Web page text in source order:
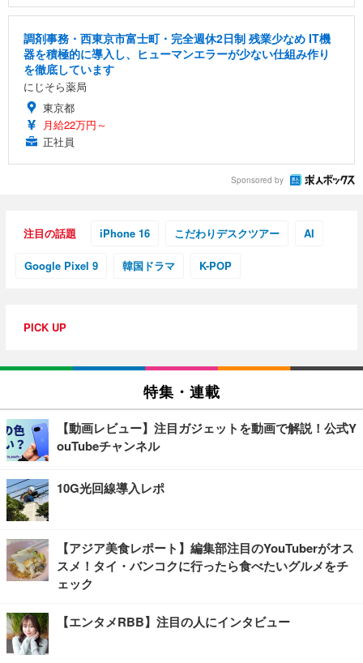
調剤事務・西東京市富士町・完全週休2日制 残業少なめ IT機
器を積極的に導入し、ヒューマンエラーが少ない仕組み作り
を徹底しています
にじそら薬局
東京都
月給22万円～
正社員
Sponsored by
注目の話題 iPhone 16 こだわりデスクツアー AI
Google Pixel 9 韓国ドラマ K-POP
PICK UP
特集・連載
【動画レビュー】注目ガジェットを動画で解説！公式Y
ouTubeチャンネル
10G光回線導入レポ
【アジア美食レポート】編集部注目のYouTuberがオス
スメ！タイ・バンコクに行ったら食べたいグルメをチ
ェック
【エンタメRBB】注目の人にインタビュー